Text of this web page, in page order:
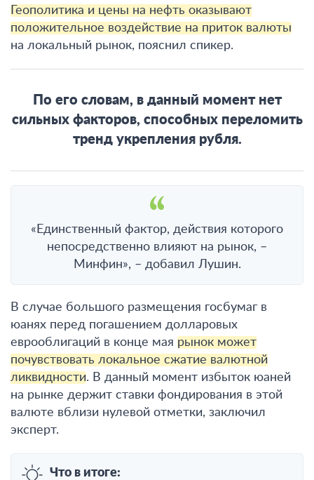
Геополитика и цены на нефть оказывают
положительное воздействие на приток валюты
на локальный рынок, пояснил спикер.
По его словам, в данный момент нет
сильных факторов, способных переломить
тренд укрепления рубля.
«Единственный фактор, действия которого
непосредственно влияют на рынок, –
Минфин», – добавил Лушин.
В случае большого размещения госбумаг в
юанях перед погашением долларовых
еврооблигаций в конце мая рынок может
почувствовать локальное сжатие валютной
ликвидности. В данный момент избыток юаней
на рынке держит ставки фондирования в этой
валюте вблизи нулевой отметки, заключил
эксперт.
Что в итоге: